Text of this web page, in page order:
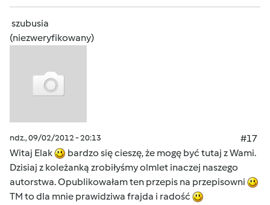
szubusia
(niezweryfikowany)
ndz., 09/02/2012 - 20:13
#17
Witaj Elak
bardzo się cieszę, że mogę być tutaj z Wami.
Dzisiaj z koleżanką zrobiłyśmy olmlet inaczej naszego
autorstwa. Opublikowałam ten przepis na przepisowni
TM to dla mnie prawidziwa frajda i radość